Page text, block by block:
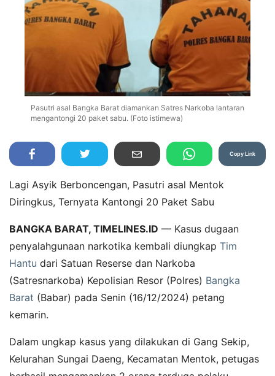
Pasutri asal Bangka Barat diamankan Satres Narkoba lantaran
mengantongi 20 paket sabu. (Foto istimewa)
Copy Link
Lagi Asyik Berboncengan, Pasutri asal Mentok
Diringkus, Ternyata Kantongi 20 Paket Sabu
BANGKA BARAT, TIMELINES.ID — Kasus dugaan
penyalahgunaan narkotika kembali diungkap Tim
Hantu dari Satuan Reserse dan Narkoba
(Satresnarkoba) Kepolisian Resor (Polres) Bangka
Barat (Babar) pada Senin (16/12/2024) petang
kemarin.
Dalam ungkap kasus yang dilakukan di Gang Sekip,
Kelurahan Sungai Daeng, Kecamatan Mentok, petugas